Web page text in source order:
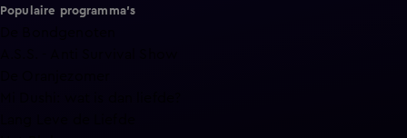
Populaire programma's